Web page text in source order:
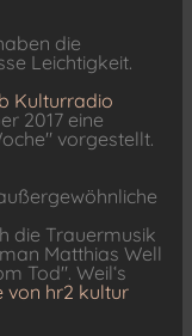
die
Leichtigkeit.
Kulturradio
2017 eine
vorgestellt.
die Trauermusik
Matthias Well
Tod". Weil‘s
von hr2 kultur